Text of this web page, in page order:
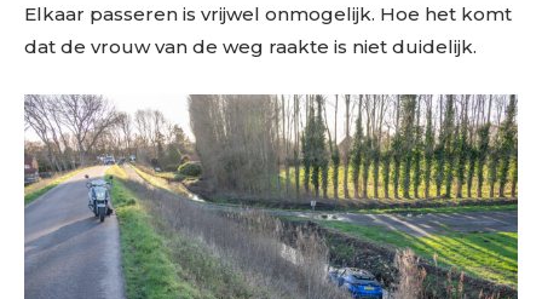
Elkaar passeren is vrijwel onmogelijk. Hoe het komt
dat de vrouw van de weg raakte is niet duidelijk.